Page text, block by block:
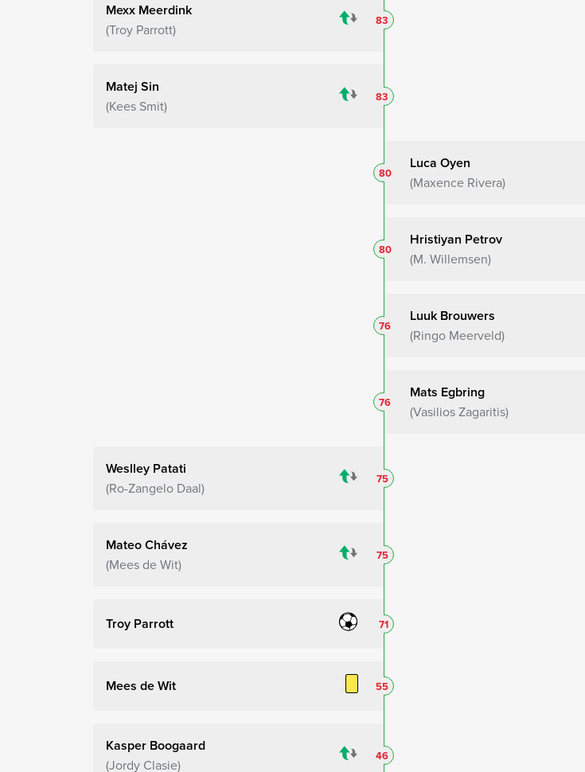
Mexx Meerdink
Troy Parrott
83
Matej Sin
Kees Smit
83
Luca Oyen
Maxence Rivera
80
Hristiyan Petrov
M. Willemsen
80
Luuk Brouwers
Ringo Meerveld
76
Mats Egbring
Vasilios Zagaritis
76
Weslley Patati
Ro-Zangelo Daal
75
Mateo Chávez
Mees de Wit
75
Troy Parrott 71
Mees de Wit 55
Kasper Boogaard
Jordy Clasie
46